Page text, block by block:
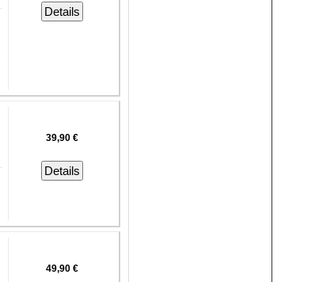
Details
39,90 €
Details
49,90 €